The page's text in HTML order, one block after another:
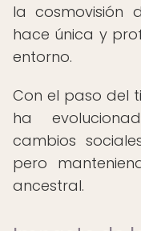
la cosmovisión
hace única y
entorno.
Con el paso del
ha
cambios
pero
ancestral.